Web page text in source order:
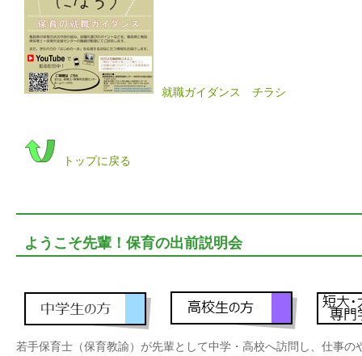
就職ガイダンス チラシ
トップに戻る
ようこそ先輩！保育の出前説明会
若手保育士（保育教諭）が先輩として中学・高校へ訪問し、仕事